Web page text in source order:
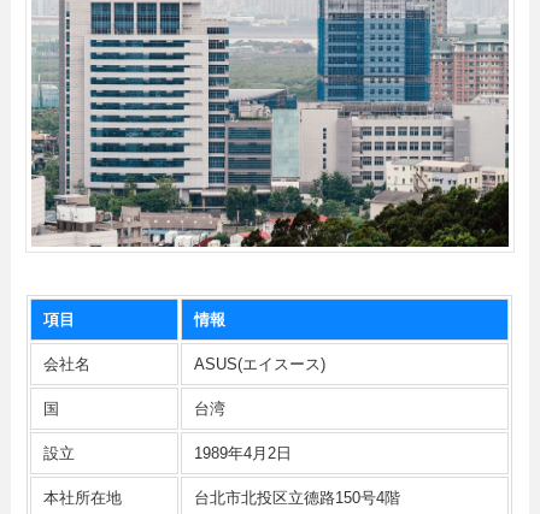
項目 情報
会社名 ASUS(エイスース)
国 台湾
設立 1989年4月2日
本社所在地 台北市北投区立德路150号4階